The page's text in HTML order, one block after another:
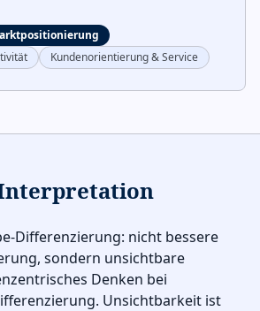
Kundenorientierung & Service
Differenzierung: nicht bessere
sondern unsichtbare
Denken bei
Unsichtbarkeit ist